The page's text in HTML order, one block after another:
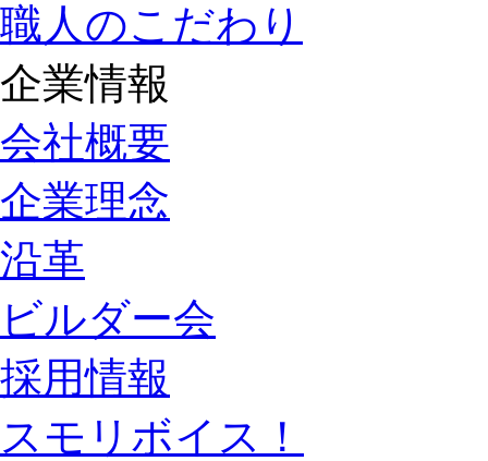
職人のこだわり
企業情報
会社概要
企業理念
沿革
ビルダー会
採用情報
スモリボイス！